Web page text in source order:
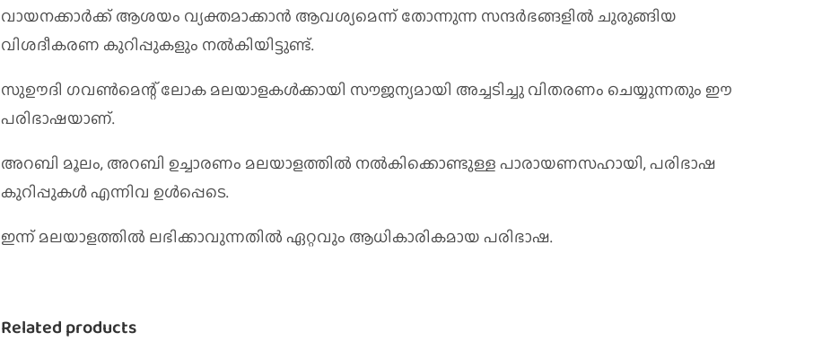
വായനക്കാര്‍ക്ക്‌ ആശയം വ്യക്തമാക്കാന്‍ ആവശ്യമെന്ന്‌ തോന്നുന്ന സന്ദര്‍ഭങ്ങളില്‍ ചുരുങ്ങിയ
വിശദീകരണ കുറിപ്പുകളും നല്‍കിയിട്ടുണ്ട്‌.
സുഊദി ഗവണ്‍മെന്റ്‌ ലോക മലയാളകള്‍ക്കായി സൗജന്യമായി അച്ചടിച്ചു വിതരണം ചെയ്യുന്നതും ഈ
പരിഭാഷയാണ്‌.
അറബി മൂലം, അറബി ഉച്ചാരണം മലയാളത്തിൽ നൽകിക്കൊണ്ടുള്ള പാരായണസഹായി, പരിഭാഷ
കുറിപ്പുകൾ എന്നിവ ഉൾപ്പെടെ.
ഇന്ന്‌ മലയാളത്തില്‍ ലഭിക്കാവുന്നതില്‍ ഏറ്റവും ആധികാരികമായ പരിഭാഷ.
Related products